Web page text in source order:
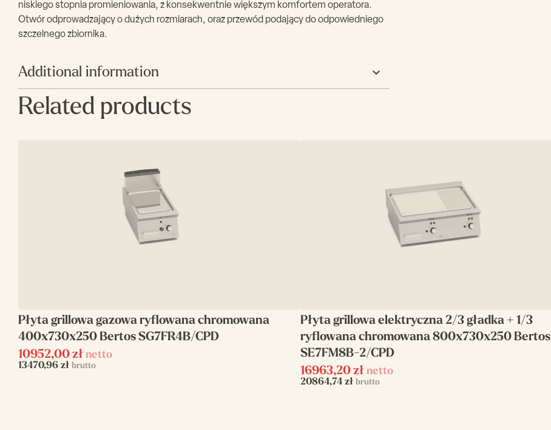
niskiego stopnia promieniowania, z konsekwentnie większym komfortem operatora.
Otwór odprowadzający o dużych rozmiarach, oraz przewód podający do odpowiedniego
szczelnego zbiornika.
Additional information
Producent Bertos
Chromowana
Ryflowana
Waga (kg) 80
Related products
Płyta grillowa gazowa ryflowana chromowana
400x730x250 Bertos SG7FR4B/CPD
10952,00 zł netto
13470,96 zł brutto
Płyta grillowa elektryczna 2/3 gładka + 1/3
ryflowana chromowana 800x730x250 Bertos
SE7FM8B-2/CPD
16963,20 zł netto
20864,74 zł brutto